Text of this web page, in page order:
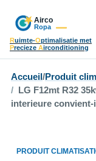
Ruimte-Optimalisatie met
Precieze Airconditioning
Accueil /Produit
LG F12mt R32
interieure
PRODUIT